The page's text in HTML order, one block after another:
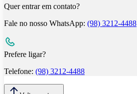
Quer entrar em contato?
Fale no nosso WhatsApp: (98) 3212-4488
Prefere ligar?
Telefone: (98) 3212-4488